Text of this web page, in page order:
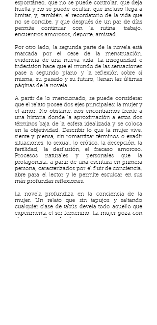
espontáneo, que no se puede controlar, que deja
huella y no se puede ocultar, que incluso llega a
limitar, y, también, el recordatorio de la vida que
no se concibe, y que después de un par de días
permite continuar con la rutina: trabajo,
encuentros amorosos, deporte, amistad.
Por otro lado, la segunda parte de la novela está
marcada por el cese de la menstruación,
evidencia de una nueva vida. La inseguridad e
indecisión hace que el mundo de las sensaciones
pase a segundo plano y la reflexión sobre sí
misma, su pasado y su futuro, llenan las últimas
páginas de la novela.
A partir de lo mencionado, se puede considerar
que el relato posee dos ejes principales: la mujer y
el amor. No obstante, nos encontramos frente a
una historia donde la aproximación a estos dos
términos baja de la esfera idealizada y se coloca
en la objetividad. Describir lo que la mujer vive,
siente y piensa, sin romantizar términos o evadir
situaciones: lo sexual, lo erótico, la decepción, la
fertilidad, la desilusión, el fracaso amoroso.
Procesos naturales y personales que la
protagonista, a partir de una escritura en primera
persona, caracterizados por el fluir de conciencia,
abre para el lector y le permite esculcar en sus
más profundas reflexiones.
La novela profundiza en la conciencia de la
mujer. Un relato que sin tapujos y saltando
cualquier clase de tabús devela todo aquello que
experimenta el ser femenino. La mujer goza con